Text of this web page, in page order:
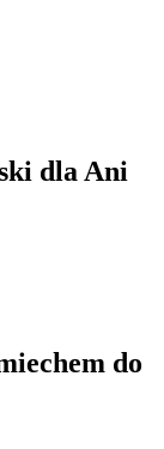
dla Ani
do